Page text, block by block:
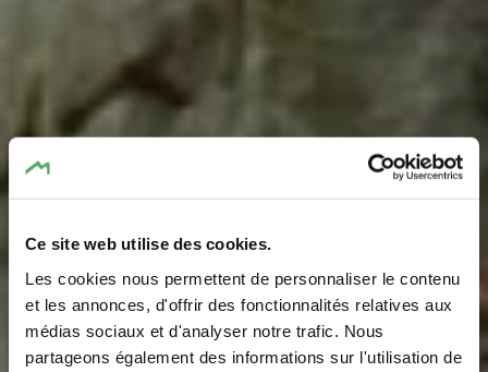
Ce site web utilise des cookies.
Les cookies nous permettent de personnaliser le contenu
et les annonces, d'offrir des fonctionnalités relatives aux
médias sociaux et d'analyser notre trafic. Nous
partageons également des informations sur l'utilisation de